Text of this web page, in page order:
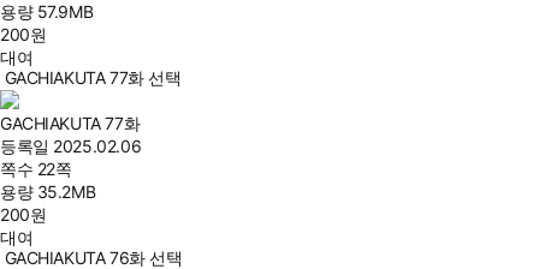
용량 57.9MB
200원
대여
GACHIAKUTA 77화 선택
GACHIAKUTA 77화
등록일 2025.02.06
쪽수 22쪽
용량 35.2MB
200원
대여
GACHIAKUTA 76화 선택